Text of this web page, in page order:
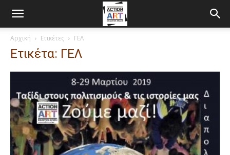
Αρχική Ετικέτες ΓΕΛ
Ετικέτα: ΓΕΛ